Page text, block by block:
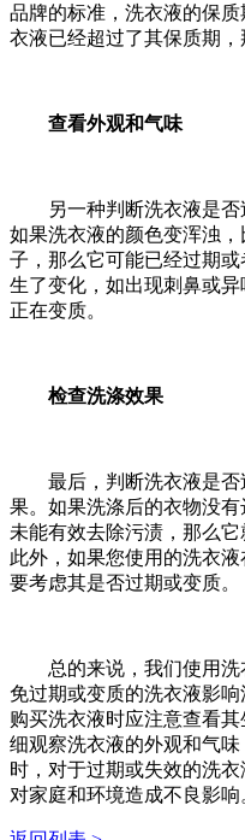
品牌的标准，洗衣液的保
衣液已经超过了其保质期，
查看外观和气味
另一种判断洗衣液是否
如果洗衣液的颜色变浑浊
子，那么它可能已经过期
生了变化，如出现刺鼻或
正在变质。
检查洗涤效果
最后，判断洗衣液是否
果。如果洗涤后的衣物没
未能有效去除污渍，那么它
此外，如果您使用的洗衣
要考虑其是否过期或变质。
总的来说，我们使用洗
免过期或变质的洗衣液影
购买洗衣液时应注意查看
细观察洗衣液的外观和气
时，对于过期或失效的洗
对家庭和环境造成不良影响